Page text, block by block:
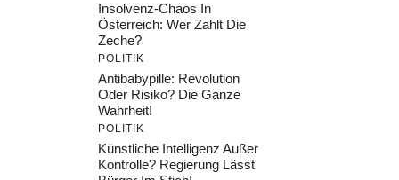
Insolvenz-Chaos In
Österreich: Wer Zahlt Die
Zeche?
POLITIK
Antibabypille: Revolution
Oder Risiko? Die Ganze
Wahrheit!
POLITIK
Künstliche Intelligenz Außer
Kontrolle? Regierung Lässt